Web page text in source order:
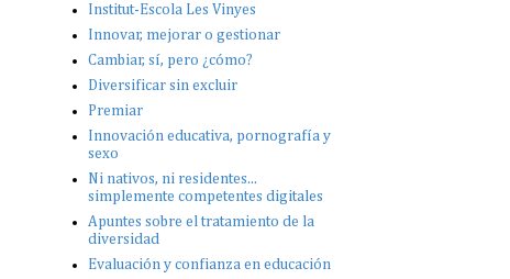
Institut-Escola Les Vinyes
Innovar, mejorar o gestionar
Cambiar, sí, pero ¿cómo?
Diversificar sin excluir
Premiar
Innovación educativa, pornografía y
sexo
Ni nativos, ni residentes...
simplemente competentes digitales
Apuntes sobre el tratamiento de la
diversidad
Evaluación y confianza en educación